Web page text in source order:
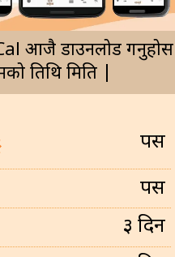
आजै डाउनलोड गर्नुहोस
तिथि मिति |
पर्सि
पर्सि
३ दिन